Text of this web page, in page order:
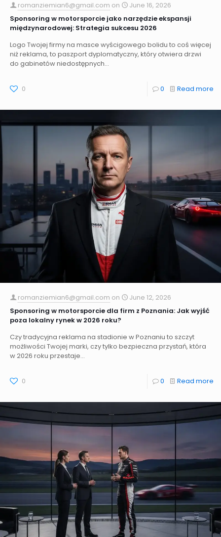
romanziemian6@gmail.com on
June 16, 2026
Sponsoring w motorsporcie jako narzędzie ekspansji
międzynarodowej: Strategia sukcesu 2026
Logo Twojej firmy na masce wyścigowego bolidu to coś więcej
niż reklama, to paszport dyplomatyczny, który otwiera drzwi
do gabinetów niedostępnych...
0 0 Read more
romanziemian6@gmail.com on
June 12, 2026
Sponsoring w motorsporcie dla firm z Poznania: Jak wyjść
poza lokalny rynek w 2026 roku?
Czy tradycyjna reklama na stadionie w Poznaniu to szczyt
możliwości Twojej marki, czy tylko bezpieczna przystań, która
w 2026 roku przestaje...
0 0 Read more